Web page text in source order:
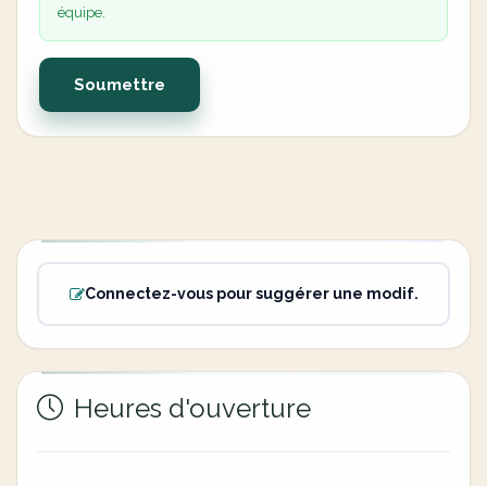
équipe.
Soumettre
Connectez-vous pour suggérer une modif.
Heures d'ouverture